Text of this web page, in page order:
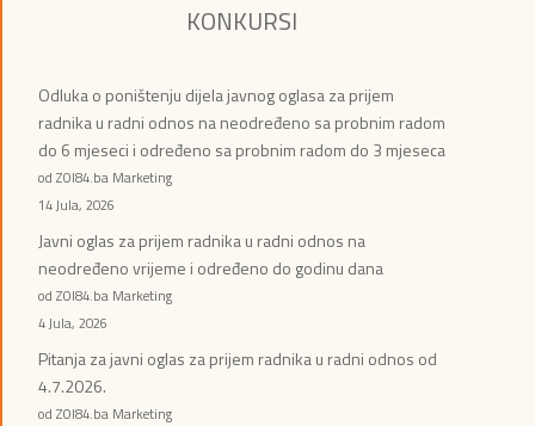
KONKURSI
Odluka o poništenju dijela javnog oglasa za prijem
radnika u radni odnos na neodređeno sa probnim radom
do 6 mjeseci i određeno sa probnim radom do 3 mjeseca
od ZOI84.ba Marketing
14 Jula, 2026
Javni oglas za prijem radnika u radni odnos na
neodređeno vrijeme i određeno do godinu dana
od ZOI84.ba Marketing
4 Jula, 2026
Pitanja za javni oglas za prijem radnika u radni odnos od
4.7.2026.
od ZOI84.ba Marketing